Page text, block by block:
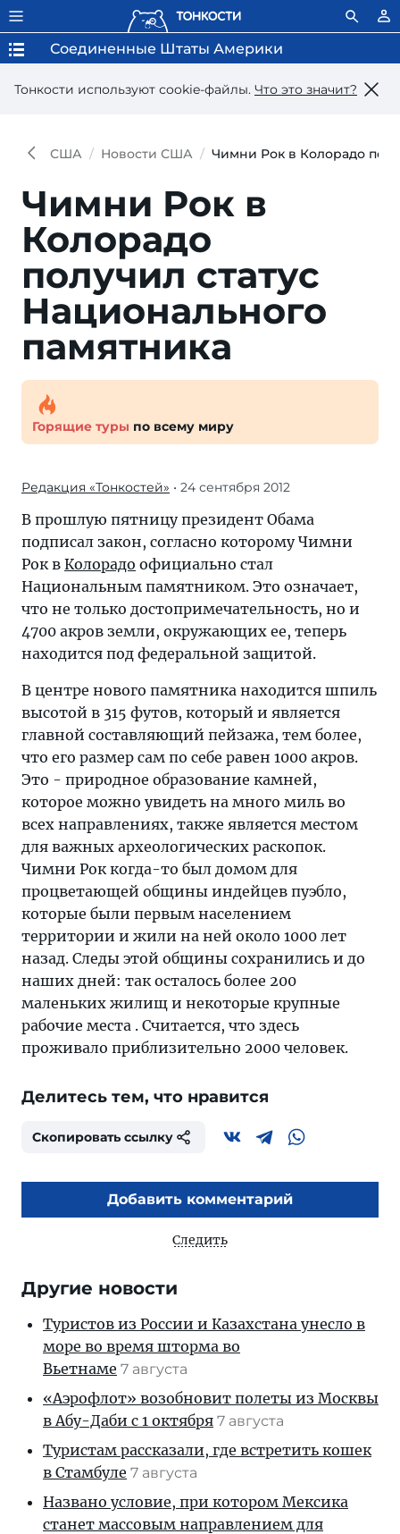
Тонкости используют сookie-файлы. Что это значит?
Соединенные Штаты Америки
США Новости США Чимни Рок в Колорадо
Чимни Рок в
Колорадо
получил статус
Национального
памятника
Горящие туры по всему миру
Редакция «Тонкостей» • 24 сентября 2012
В прошлую пятницу президент Обама
подписал закон, согласно которому Чимни
Рок в Колорадо официально стал
Национальным памятником. Это означает,
что не только достопримечательность, но и
4700 акров земли, окружающих ее, теперь
находится под федеральной защитой.
В центре нового памятника находится шпиль
высотой в 315 футов, который и является
главной составляющий пейзажа, тем более,
что его размер сам по себе равен 1000 акров.
Это - природное образование камней,
которое можно увидеть на много миль во
всех направлениях, также является местом
для важных археологических раскопок.
Чимни Рок когда-то был домом для
процветающей общины индейцев пуэбло,
которые были первым населением
территории и жили на ней около 1000 лет
назад. Следы этой общины сохранились и до
наших дней: так осталось более 200
маленьких жилищ и некоторые крупные
рабочие места . Считается, что здесь
проживало приблизительно 2000 человек.
Делитесь тем, что нравится
Скопировать ссылку
Добавить комментарий
Следить
Другие новости
Туристов из России и Казахстана унесло в
море во время шторма во
Вьетнаме 7 августа
«Аэрофлот» возобновит полеты из Москвы
в Абу-Даби с 1 октября 7 августа
Туристам рассказали, где встретить кошек
в Стамбуле 7 августа
Названо условие, при котором Мексика
станет массовым направлением для